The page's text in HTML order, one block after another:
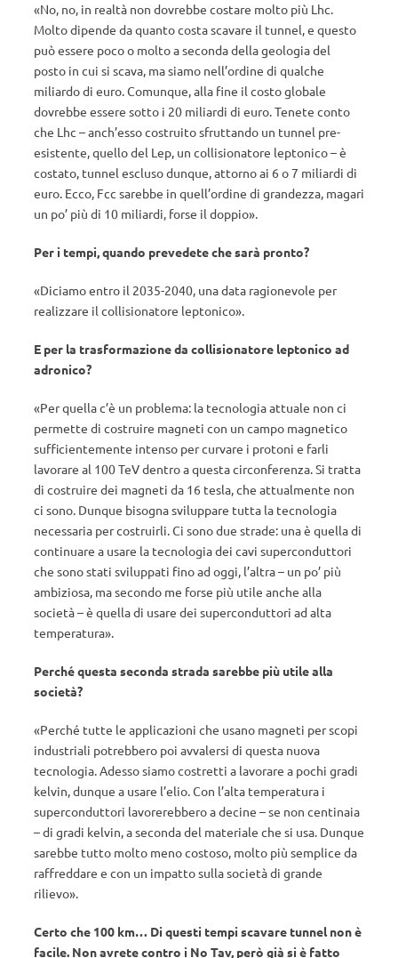
«No, no, in realtà non dovrebbe costare molto più Lhc.
Molto dipende da quanto costa scavare il tunnel, e questo
può essere poco o molto a seconda della geologia del
posto in cui si scava, ma siamo nell’ordine di qualche
miliardo di euro. Comunque, alla fine il costo globale
dovrebbe essere sotto i 20 miliardi di euro. Tenete conto
che Lhc – anch’esso costruito sfruttando un tunnel pre-
esistente, quello del Lep, un collisionatore leptonico – è
costato, tunnel escluso dunque, attorno ai 6 o 7 miliardi di
euro. Ecco, Fcc sarebbe in quell’ordine di grandezza, magari
un po’ più di 10 miliardi, forse il doppio».
Per i tempi, quando prevedete che sarà pronto?
«Diciamo entro il 2035-2040, una data ragionevole per
realizzare il collisionatore leptonico».
E per la trasformazione da collisionatore leptonico ad
adronico?
«Per quella c’è un problema: la tecnologia attuale non ci
permette di costruire magneti con un campo magnetico
sufficientemente intenso per curvare i protoni e farli
lavorare al 100 TeV dentro a questa circonferenza. Si tratta
di costruire dei magneti da 16 tesla, che attualmente non
ci sono. Dunque bisogna sviluppare tutta la tecnologia
necessaria per costruirli. Ci sono due strade: una è quella di
continuare a usare la tecnologia dei cavi superconduttori
che sono stati sviluppati fino ad oggi, l’altra – un po’ più
ambiziosa, ma secondo me forse più utile anche alla
società – è quella di usare dei superconduttori ad alta
temperatura».
Perché questa seconda strada sarebbe più utile alla
società?
«Perché tutte le applicazioni che usano magneti per scopi
industriali potrebbero poi avvalersi di questa nuova
tecnologia. Adesso siamo costretti a lavorare a pochi gradi
kelvin, dunque a usare l’elio. Con l’alta temperatura i
superconduttori lavorerebbero a decine – se non centinaia
– di gradi kelvin, a seconda del materiale che si usa. Dunque
sarebbe tutto molto meno costoso, molto più semplice da
raffreddare e con un impatto sulla società di grande
rilievo».
Certo che 100 km… Di questi tempi scavare tunnel non è
facile. Non avrete contro i No Tav, però già si è fatto